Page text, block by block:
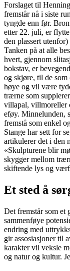
Forslaget til
fremstår nå i siste
tyngde enn før.
etter 22. juli, er
den plassert
Tanken på at alle
hvert, gjennom
bokstav, er
og skjøre, til de som
høye og vil være
trærne som
villapal, villmoreller
eføy. Minnelunden,
fremstå som enkel
Stange har sett for
artikulerer det i den
«Skulpturene blir
skygger mellom
skiftende lys og
Et sted å
Det fremstår som et
sammenføye
endring med
gir assosiasjoner til
karakter vil veksle
og natur og kultur.